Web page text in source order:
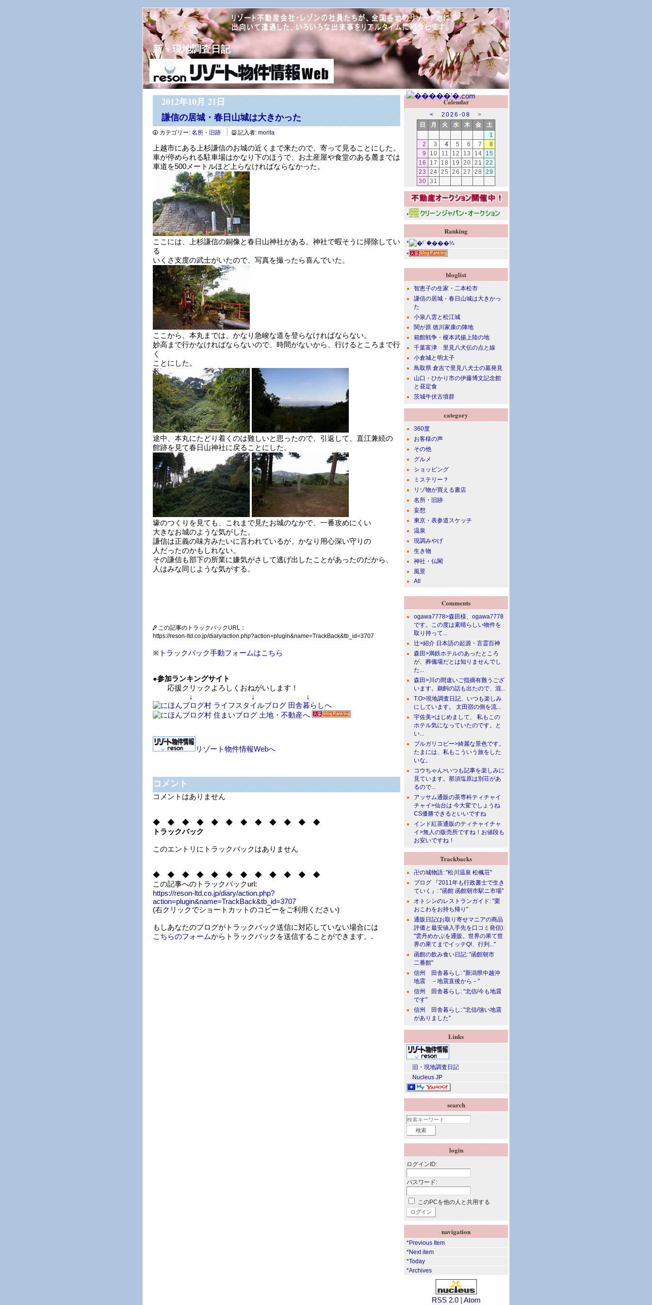
新・現地調査日記
2012年10月 21日
謙信の居城・春日山城は大きかった
カテゴリー: 名所・旧跡 記入者: morita
上越市にある上杉謙信のお城の近くまで来たので、寄って見ることにした。
車が停められる駐車場はかなり下のほうで、お土産屋や食堂のある麓までは
車道を500メートルほど上らなければならなかった。
ここには、上杉謙信の銅像と春日山神社がある。神社で暇そうに掃除してい
る
いくさ支度の武士がいたので、写真を撮ったら喜んでいた。
ここから、本丸までは、かなり急峻な道を登らなければならない。
妙高まで行かなければならないので、時間がないから、行けるところまで行
く
ことにした。
途中、本丸にたどり着くのは難しいと思ったので、引返して、直江兼続の
館跡を見て春日山神社に戻ることにした。
壕のつくりを見ても、これまで見たお城のなかで、一番攻めにくい
大きなお城のような気がした。
謙信は正義の味方みたいに言われているが、かなり用心深い守りの
人だったのかもしれない。
その謙信も部下の所業に嫌気がさして逃げ出したことがあったのだから、
人はみな同じような気がする。
この記事のトラックバックURL：
https://reson-ltd.co.jp/diary/action.php?action=plugin&name=TrackBack&tb_id=3707
※ トラックバック手動フォームはこちら
●参加ランキングサイト
応援クリックよろしくおねがいします！
↓ ↓ ↓
リゾート物件情報Webへ
コメント
コメントはありません
◆ ◆ ◆ ◆ ◆ ◆ ◆ ◆ ◆ ◆ ◆ ◆
トラックバック
このエントリにトラックバックはありません
◆ ◆ ◆ ◆ ◆ ◆ ◆ ◆ ◆ ◆ ◆ ◆
この記事へのトラックバックurl:
https://reson-ltd.co.jp/diary/action.php?
action=plugin&name=TrackBack&tb_id=3707
(右クリックでショートカットのコピーをご利用ください)
もしあなたのブログがトラックバック送信に対応していない場合には
こちらのフォームからトラックバックを送信することができます。.
Calendar
< 2026-08
>
日
月 火 水 木 金
土
1
2
3 4 5 6 7
8
9
10 11 12 13 14
15
16
17 18 19 20 21
22
23
24 25 26 27 28
29
30 31
*
Ranking
*
*
bloglist
智恵子の生家・二本松市
謙信の居城・春日山城は大きかっ
た
小泉八雲と松江城
関が原 徳川家康の陣地
箱館戦争・榎本武揚上陸の地
千葉富津 里見八犬伝の点と線
小倉城と明太子
鳥取県 倉吉で里見八犬士の墓発見
山口・ひかり市の伊藤博文記念館
と昼定食
茨城牛伏古墳群
category
360度
お客様の声
その他
グルメ
ショッピング
ミステリー？
リゾ物が買える書店
名所・旧跡
妄想
東京・表参道スケッチ
温泉
現調みやげ
生き物
神社・仏閣
風景
All
Comments
ogawa7778>森田様、ogawa7778
です。この度は素晴らしい物件を
取り持って...
辻>紹介 日本語の起源・言霊百神
森田>満鉄ホテルのあったところ
が、葬儀場だとは知りませんでし
た...
森田>川の間違いご指摘有難うござ
います。鵜飼の話も出たので、混...
T.O>現地調査日記、いつも楽しみ
にしています。 太田宿の側を流...
宇佐美>はじめまして、 私もこの
ホテル気になっていたのです。と
い...
ブルガリコピー>綺麗な景色です。
たまには、私もこういう旅をした
いな。
コウちゃん>いつも記事を楽しみに
見ています。那須塩原は別荘があ
るので...
アッサム通販の茶専科ティチャイ
チャイ>仙台は 今大変でしょうね
CS優勝できるといいですね
インド紅茶通販のティチャイチャ
イ>無人の販売所ですね！お値段も
お安いですね！
Trackbacks
卍の城物語: "松川温泉 松楓荘"
ブログ 『2011年も行政書士で生き
ていく』: "函館 函館朝市駅ニ市場"
オトシンのレストランガイド: "栗
おこわをお持ち帰り"
通販日記(お取り寄せマニアの商品
評価と最安値入手先を口コミ発信):
"雲丹めかぶを通販。世界の果て世
界の果てまでイッテQ!、行列..."
函館の飲み食い日記: "函館朝市
二番館"
信州 田舎暮らし: "新潟県中越沖
地震 －地震直後から－"
信州 田舎暮らし: "北信/今も地震
です"
信州 田舎暮らし: "北信/強い地震
がありました"
Links
旧・現地調査日記
Nucleus JP
search
login
ログインID:
パスワード:
このPCを他の人と共用する
navigation
*Previous Item
*Next item
*Today
*Archives
RSS 2.0| Atom